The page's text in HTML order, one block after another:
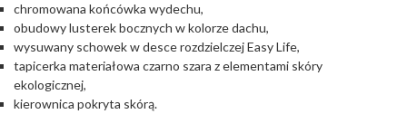
chromowana końcówka wydechu,
obudowy lusterek bocznych w kolorze dachu,
wysuwany schowek w desce rozdzielczej Easy Life,
tapicerka materiałowa czarno szara z elementami skóry
ekologicznej,
kierownica pokryta skórą.